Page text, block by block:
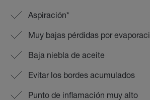
Aspiración*
Muy bajas pérdidas por
Baja niebla de aceite
Evitar los bordes acumulados
Punto de inflamación muy alto